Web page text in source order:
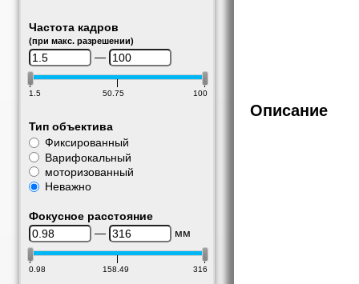
Частота кадров
(при макс. разрешении)
—
1.5 50.75 100
Тип объектива
Фиксированный
Варифокальный
моторизованный
Неважно
Фокусное расстояние
—
мм
0.98 158.49 316
Описание